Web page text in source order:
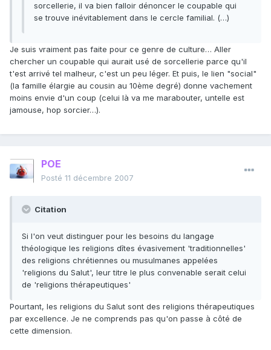
sorcellerie, il va bien falloir dénoncer le coupable qui
se trouve inévitablement dans le cercle familial. (…)
Je suis vraiment pas faite pour ce genre de culture… Aller
chercher un coupable qui aurait usé de sorcellerie parce qu'il
t'est arrivé tel malheur, c'est un peu léger. Et puis, le lien "social"
(la famille élargie au cousin au 10ème degré) donne vachement
moins envie d'un coup (celui là va me marabouter, untelle est
jamouse, hop sorcier…).
POE
Posté 11 décembre 2007
Citation
Si l'on veut distinguer pour les besoins du langage
théologique les religions dîtes évasivement 'traditionnelles'
des religions chrétiennes ou musulmanes appelées
'religions du Salut', leur titre le plus convenable serait celui
de 'religions thérapeutiques'
Pourtant, les religions du Salut sont des religions thérapeutiques
par excellence. Je ne comprends pas qu'on passe à côté de
cette dimension.